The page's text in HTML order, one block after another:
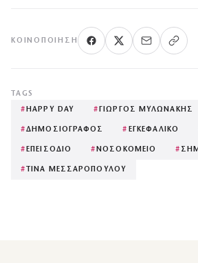
ΚΟΙΝΟΠΟΊΗΣΗ
TAGS
#HAPPY DAY #ΓΙΩΡΓΟΣ ΜΥΛΩΝΑΚΗΣ
#ΔΗΜΟΣΙΟΓΡΑΦΟΣ # ΕΓΚΕΦΑΛΙΚΟ
#ΕΠΕΙΣΟΔΙΟ #ΝΟΣΟΚΟΜΕΙΟ #
# ΤΙΝΑ ΜΕΣΣΑΡΟΠΟΥΛΟΥ